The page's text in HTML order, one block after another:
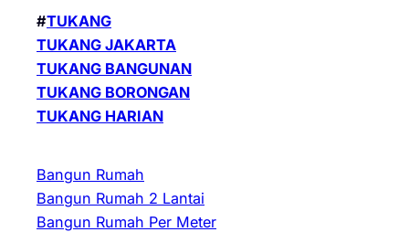
#TUKANG
TUKANG JAKARTA
TUKANG BANGUNAN
TUKANG BORONGAN
TUKANG HARIAN
Bangun Rumah
Bangun Rumah 2 Lantai
Bangun Rumah Per Meter